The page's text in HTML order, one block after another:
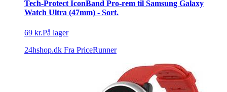
Tech-Protect IconBand Pro-rem til Samsung Galaxy
Watch Ultra (47mm) - Sort.
69 kr.På lager
24hshop.dk Fra PriceRunner